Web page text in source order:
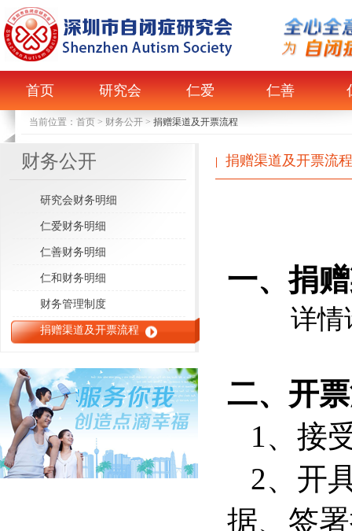
首页 研究会 仁爱 仁善
当前位置： 首页 > 财务公开 > 捐赠渠道及开票流程
财务公开
研究会财务明细
仁爱财务明细
仁善财务明细
仁和财务明细
财务管理制度
捐赠渠道及开票流程
捐赠渠道及开票流程
一、捐
详情请
二、开
1、接
2、开
据、签